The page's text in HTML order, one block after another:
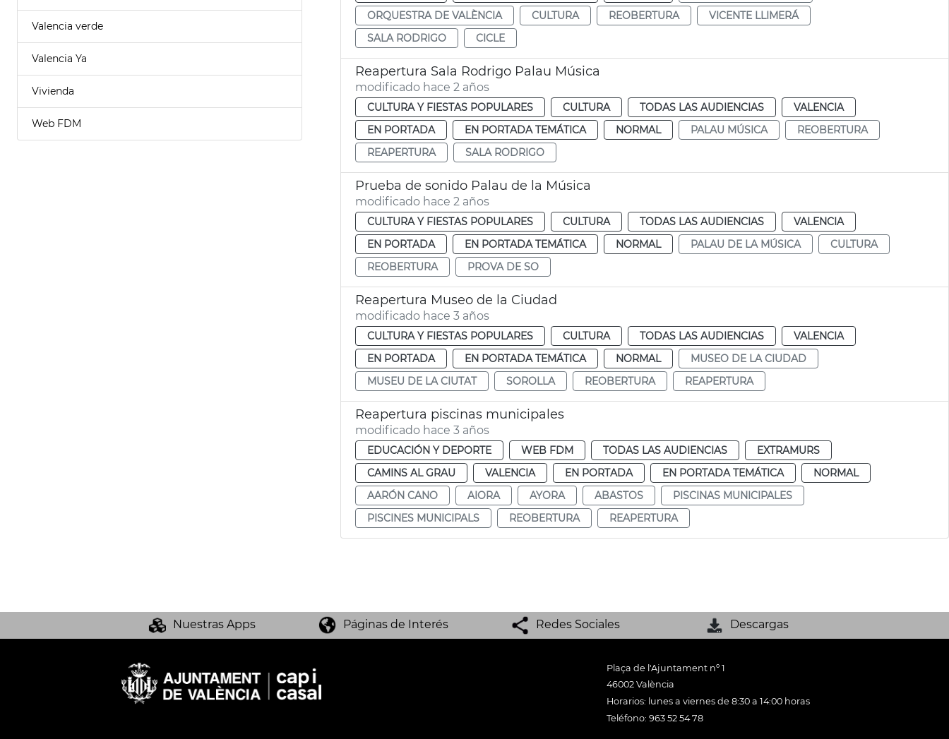
Valencia verde
Valencia Ya
Vivienda
Web FDM
ORQUESTRA DE VALÈNCIA
CULTURA REOBERTURA
VICENTE LLIMERÁ
SALA RODRIGO
CICLE
Reapertura Sala Rodrigo Palau Música
modificado hace 2 años
CULTURA Y FIESTAS POPULARES CULTURA TODAS LAS AUDIENCIAS
VALENCIA
EN PORTADA
EN PORTADA TEMÁTICA NORMAL PALAU MÚSICA
REOBERTURA
REAPERTURA
SALA RODRIGO
Prueba de sonido Palau de la Música
modificado hace 2 años
CULTURA Y FIESTAS POPULARES CULTURA TODAS LAS AUDIENCIAS
VALENCIA
EN PORTADA
EN PORTADA TEMÁTICA NORMAL PALAU DE LA MÚSICA
CULTURA
REOBERTURA
PROVA DE SO
Reapertura Museo de la Ciudad
modificado hace 3 años
CULTURA Y FIESTAS POPULARES CULTURA TODAS LAS AUDIENCIAS
VALENCIA
EN PORTADA
EN PORTADA TEMÁTICA NORMAL
MUSEO DE LA CIUDAD
MUSEU DE LA CIUTAT
SOROLLA REOBERTURA REAPERTURA
Reapertura piscinas municipales
modificado hace 3 años
EDUCACIÓN Y DEPORTE WEB FDM TODAS LAS AUDIENCIAS
EXTRAMURS
CAMINS AL GRAU
VALENCIA EN PORTADA EN PORTADA TEMÁTICA
NORMAL
AARÓN CANO
AIORA AYORA ABASTOS
PISCINAS MUNICIPALES
PISCINES MUNICIPALS
REOBERTURA REAPERTURA
Nuestras Apps Páginas de Interés Redes Sociales Descargas
Plaça de l'Ajuntament nº 1
46002 València
Horarios: lunes a viernes de 8:30 a 14:00 horas
Teléfono: 963 52 54 78